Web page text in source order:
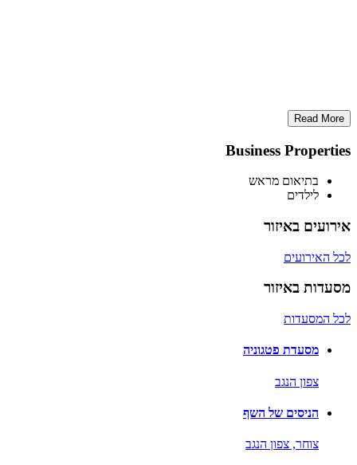
Read More
Business Properties
בתיאום מראש
לילדים
אירועים באיזור
לכל האירועים
מסעדות באיזור
לכל המסעדות
מסעדת פטגוניה
צפון הנגב
הניסים של השף
צוחר, צפון הנגב